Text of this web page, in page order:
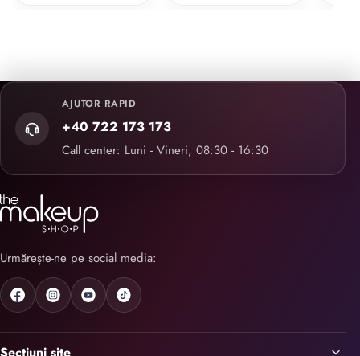
AJUTOR RAPID
+40 722 173 173
Call center: Luni - Vineri, 08:30 - 16:30
Urmărește-ne pe social media: